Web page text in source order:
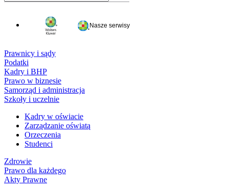
Nasze serwisy
Prawnicy i sądy
Podatki
Kadry i BHP
Prawo w biznesie
Samorząd i administracja
Szkoły i uczelnie
Kadry w oświacie
Zarządzanie oświatą
Orzeczenia
Studenci
Zdrowie
Prawo dla każdego
Akty Prawne